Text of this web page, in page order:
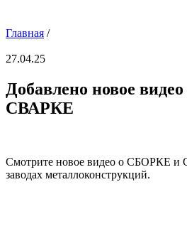
Главная /
27.04.25
Добавлено новое
СВАРКЕ
Смотрите новое видео о СБОРКЕ
заводах металлоконструкций.